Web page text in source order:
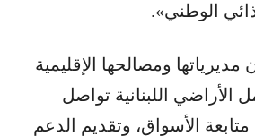
الوطني».
ومصالحها الإقليمية
الأراضي اللبنانية تواصل
الأسواق، وتقديم الدعم